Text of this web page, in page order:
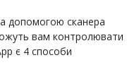
допомогою сканера
вам контролювати
є 4 способи